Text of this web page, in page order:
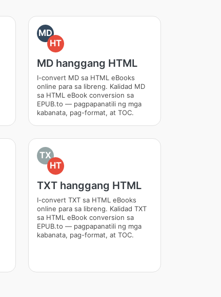
MD
HT
MD hanggang HTML
I-convert MD sa HTML eBooks
online para sa libreng. Kalidad MD
sa HTML eBook conversion sa
EPUB.to — pagpapanatili ng mga
kabanata, pag-format, at TOC.
TX
HT
TXT hanggang HTML
I-convert TXT sa HTML eBooks
online para sa libreng. Kalidad TXT
sa HTML eBook conversion sa
EPUB.to — pagpapanatili ng mga
kabanata, pag-format, at TOC.